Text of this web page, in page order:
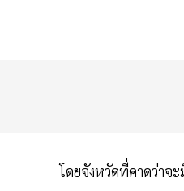
โดยจังหวัดที่คาดว่าจ